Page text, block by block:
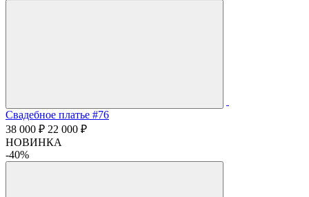
Свадебное платье #76
38 000 ₽ 22 000 ₽
НОВИНКА
-40%